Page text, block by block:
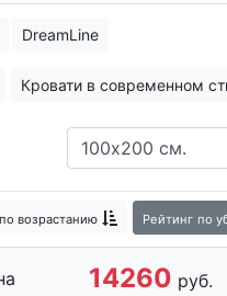
DreamLine
Кровати в современном
Кровати трансформеры
Узкие кровати
Дорогие кровати
Классические
по возрастанию Рейтинг по
14260 руб.